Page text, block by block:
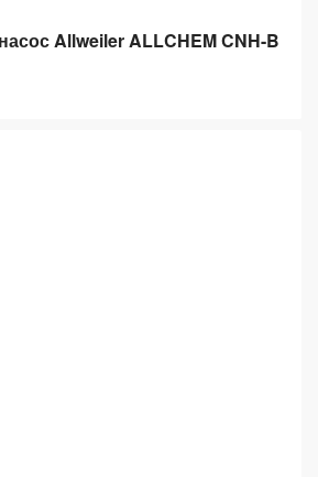
Allweiler ALLCHEM CNH-B